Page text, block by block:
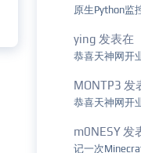
原生Python监
ying 发表在
恭喜天神网开
MONTP3 发
恭喜天神网开
m0NESY 发
记一次